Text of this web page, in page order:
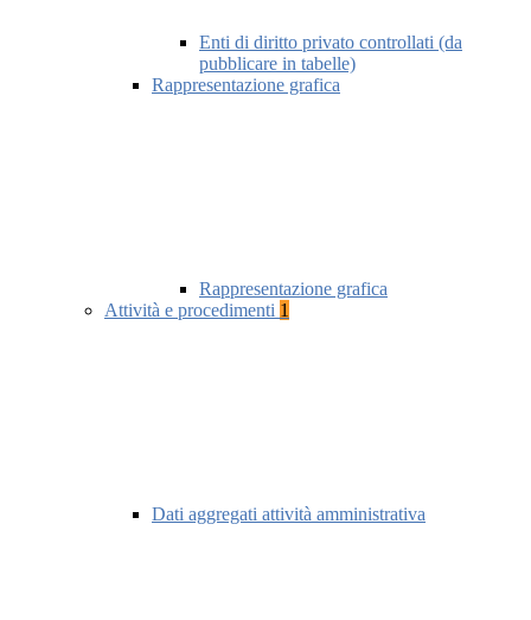
Enti di diritto privato controllati (da
pubblicare in tabelle)
Rappresentazione grafica
Rappresentazione grafica
Attività e procedimenti 1
Dati aggregati attività amministrativa